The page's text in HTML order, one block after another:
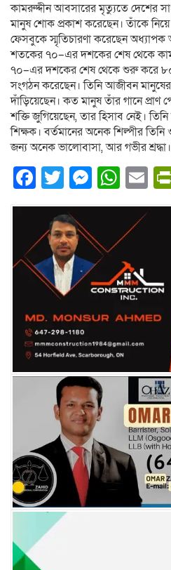
কামরুদ্দীন আবসারের মৃত্যুতে দেশের
মানুষ শোক প্রকাশ করেছেন। তাঁকে
ফেসবুকে স্মৃতিচারণা করেছেন
শতকের ৭০–এর দশকের শেষ থেকে
৭০–এর দশকের শেষ থেকে শুরু করে
সংগঠন করেছেন। তিনি আজীবন
দাঁড়িয়েছেন। কত মানুষ তাঁর গানে
শক্তি জুগিয়েছেন, তার হিসাব নেই।
শিক্ষক। বর্তমানের অনেক শিল্পীর
জন্য অনেক ভালোবাসা, আর গভীর শ্রদ্ধা।
Facebook
Twitter